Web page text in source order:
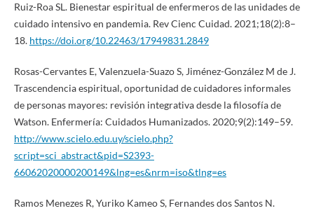
Ruiz-Roa SL. Bienestar espiritual de enfermeros de las unidades de
cuidado intensivo en pandemia. Rev Cienc Cuidad. 2021;18(2):8–
18. https://doi.org/10.22463/17949831.2849
Rosas-Cervantes E, Valenzuela-Suazo S, Jiménez-González M de J.
Trascendencia espiritual, oportunidad de cuidadores informales
de personas mayores: revisión integrativa desde la filosofía de
Watson. Enfermería: Cuidados Humanizados. 2020;9(2):149–59.
http://www.scielo.edu.uy/scielo.php?
script=sci_abstract&pid=S2393-
66062020000200149&lng=es&nrm=iso&tlng=es
Ramos Menezes R, Yuriko Kameo S, Fernandes dos Santos N.